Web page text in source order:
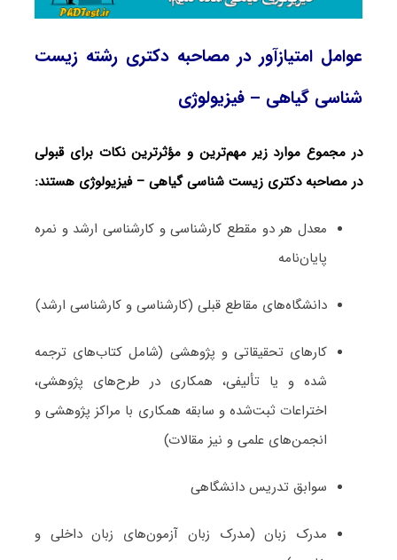
عوامل امتیازآور در مصاحبه دکتری رشته زیست
‌شناسی گیاهی – فیزیولوژی
در مجموع موارد زیر مهم‌ترین و مؤثرترین نکات برای قبولی
در مصاحبه دکتری زیست ‌شناسی گیاهی – فیزیولوژی هستند:
معدل هر دو مقطع کارشناسی و کارشناسی ارشد و نمره
پایان‌نامه
دانشگاه‌های مقاطع قبلی (کارشناسی و کارشناسی ارشد)
کارهای تحقیقاتی و پژوهشی (شامل کتاب‌های ترجمه­‌
شده و یا تألیفی، همکاری در طرح‌های پژوهشی،
اختراعات ثبت‌­شده و سابقه همکاری با مراکز پژوهشی و
انجمن‌های علمی و نیز مقالات)
سوابق تدریس دانشگاهی
مدرک زبان (مدرک زبان آزمون‌های زبان داخلی و